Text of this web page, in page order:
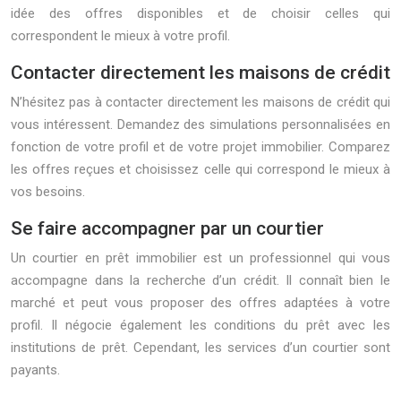
idée des offres disponibles et de choisir celles qui
correspondent le mieux à votre profil.
Contacter directement les maisons de crédit
N’hésitez pas à contacter directement les maisons de crédit qui
vous intéressent. Demandez des simulations personnalisées en
fonction de votre profil et de votre projet immobilier. Comparez
les offres reçues et choisissez celle qui correspond le mieux à
vos besoins.
Se faire accompagner par un courtier
Un courtier en prêt immobilier est un professionnel qui vous
accompagne dans la recherche d’un crédit. Il connaît bien le
marché et peut vous proposer des offres adaptées à votre
profil. Il négocie également les conditions du prêt avec les
institutions de prêt. Cependant, les services d’un courtier sont
payants.